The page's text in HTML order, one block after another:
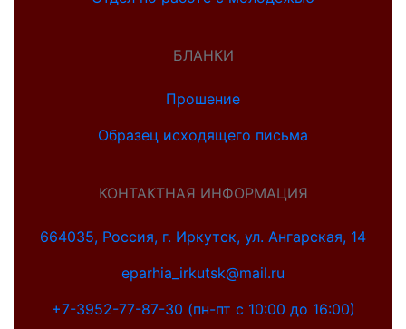
БЛАНКИ
Прошение
Образец исходящего письма
КОНТАКТНАЯ ИНФОРМАЦИЯ
664035, Россия, г. Иркутск, ул. Ангарская, 14
eparhia_irkutsk@mail.ru
+7-3952-77-87-30 (пн-пт с 10:00 до 16:00)